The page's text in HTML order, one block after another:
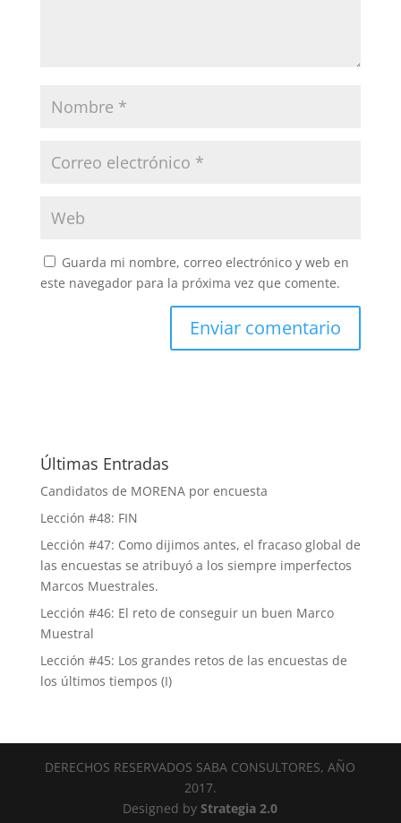
Guarda mi nombre, correo electrónico y web en
este navegador para la próxima vez que comente.
Últimas Entradas
Candidatos de MORENA por encuesta
Lección #48: FIN
Lección #47: Como dijimos antes, el fracaso global de
las encuestas se atribuyó a los siempre imperfectos
Marcos Muestrales.
Lección #46: El reto de conseguir un buen Marco
Muestral
Lección #45: Los grandes retos de las encuestas de
los últimos tiempos (I)
DERECHOS RESERVADOS SABA CONSULTORES, AÑO
2017.
Designed byStrategia 2.0